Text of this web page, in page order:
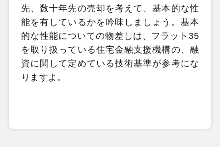
先、数十年先の売却を考えて、基本的な性
能を有しているかを吟味しましょう。基本
的な性能についての物差しは、フラット35
を取り扱っている住宅金融支援機構の、融
資に関して定めている技術基準が参考にな
りますよ。